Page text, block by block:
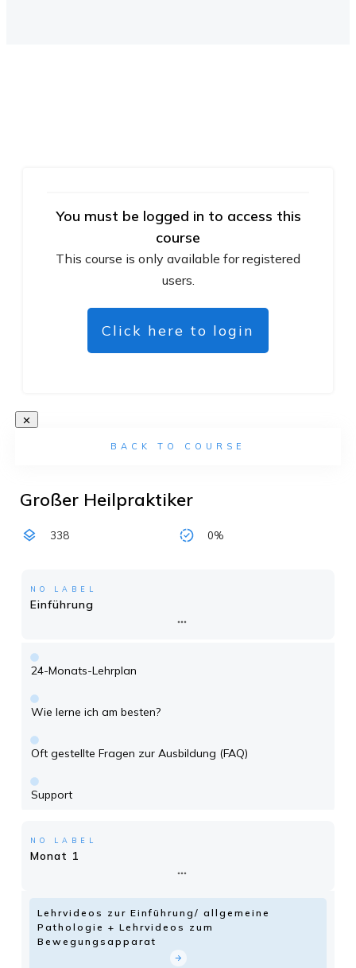
You must be logged in to access this
course
This course is only available for registered
users.
Click here to login
BACK TO COURSE
Großer Heilpraktiker
338 0%
NO LABEL
Einführung
24-Monats-Lehrplan
Wie lerne ich am besten?
Oft gestellte Fragen zur Ausbildung (FAQ)
Support
NO LABEL
Monat 1
Lehrvideos zur Einführung/ allgemeine
Pathologie + Lehrvideos zum
Bewegungsapparat